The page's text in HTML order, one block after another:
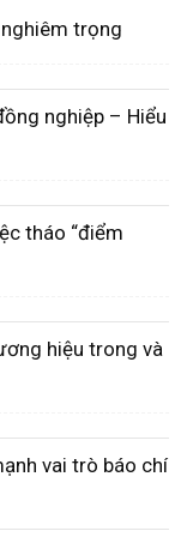
trọng
nghiệp – Hiểu
tháo “điểm
hiệu trong và
vai trò báo chí